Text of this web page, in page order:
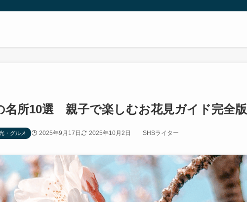
所10選 親子で楽しむお花見ガイド完全版
・グルメ 2025年9月17日 2025年10月2日 SHSライター